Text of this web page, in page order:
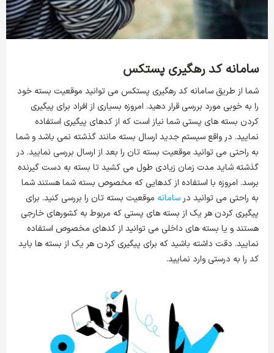
سامانه کد رهگیری پستکس
شما از طریق سامانه کد رهگیری پستکس می توانید موقعیت بسته خود
را به خوبی مورد بررسی قرار دهید. امروزه بسیاری از افراد برای پیگیری
کردن بسته های پستی شما نیاز است که از کدهای پیگیری استفاده
نمایید. در واقع سیستم جدید ارسال بسته مانند گذشته نمی باشد و شما
به راحتی می توانید موقعیت بسته تان را بعد از ارسال بررسی نمایید. در
گذشته شاید مدت زمان زیادی طول می کشید تا بسته به دست گیرنده
برسد. امروزه با استفاده از کدهایی که مخصوص بسته شما هستند شما
به راحتی می توانید در سامانه موقعیت بسته تان را بررسی کنید. برای
پیگیری کردن هر یک از بسته های پستی که مربوط به کشورهای خارجی
هستند و یا بسته های داخلی می توانید از کدهای مخصوص استفاده
نمایید. دقت داشته باشید که برای پیگیری کردن هر یک از بسته ها باید
کد را به درستی وارد نمایید.